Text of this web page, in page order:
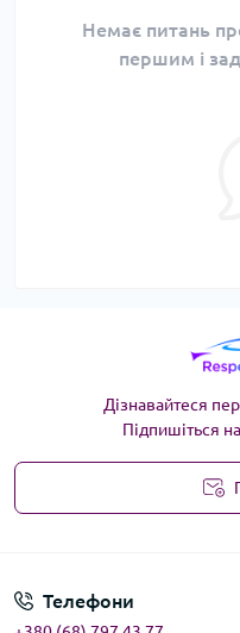
Немає питань
першим і
Дізнавайтеся
Підпишіться
Телефони